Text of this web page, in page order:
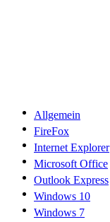
Allgemein
FireFox
Internet Explorer
Microsoft Office
Outlook Express
Windows 10
Windows 7